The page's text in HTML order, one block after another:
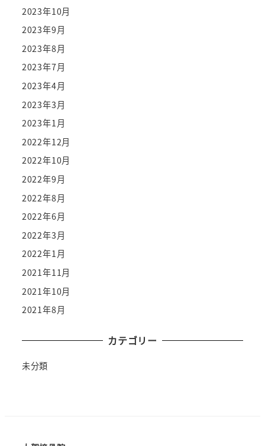
2023年10月
2023年9月
2023年8月
2023年7月
2023年4月
2023年3月
2023年1月
2022年12月
2022年10月
2022年9月
2022年8月
2022年6月
2022年3月
2022年1月
2021年11月
2021年10月
2021年8月
カテゴリー
未分類